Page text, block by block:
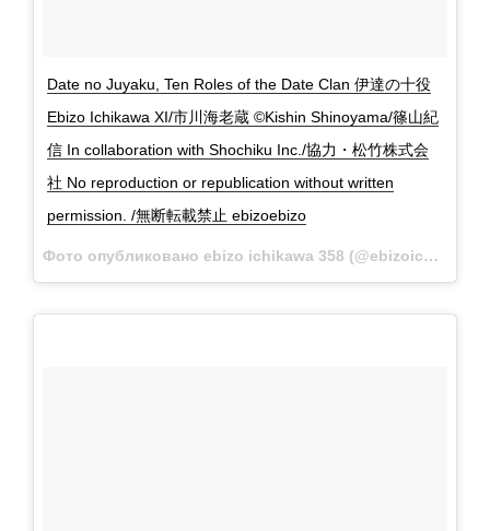
Date no Juyaku, Ten Roles of the Date Clan 伊達の十役
Ebizo Ichikawa XI/市川海老蔵 ©Kishin Shinoyama/篠山紀
信 In collaboration with Shochiku Inc./協力・松竹株式会
社 No reproduction or republication without written
permission. /無断転載禁止 ebizoebizo
Фото опубликовано ebizo ichikawa 358 (@ebizoichikawa.ebizoichikawa)